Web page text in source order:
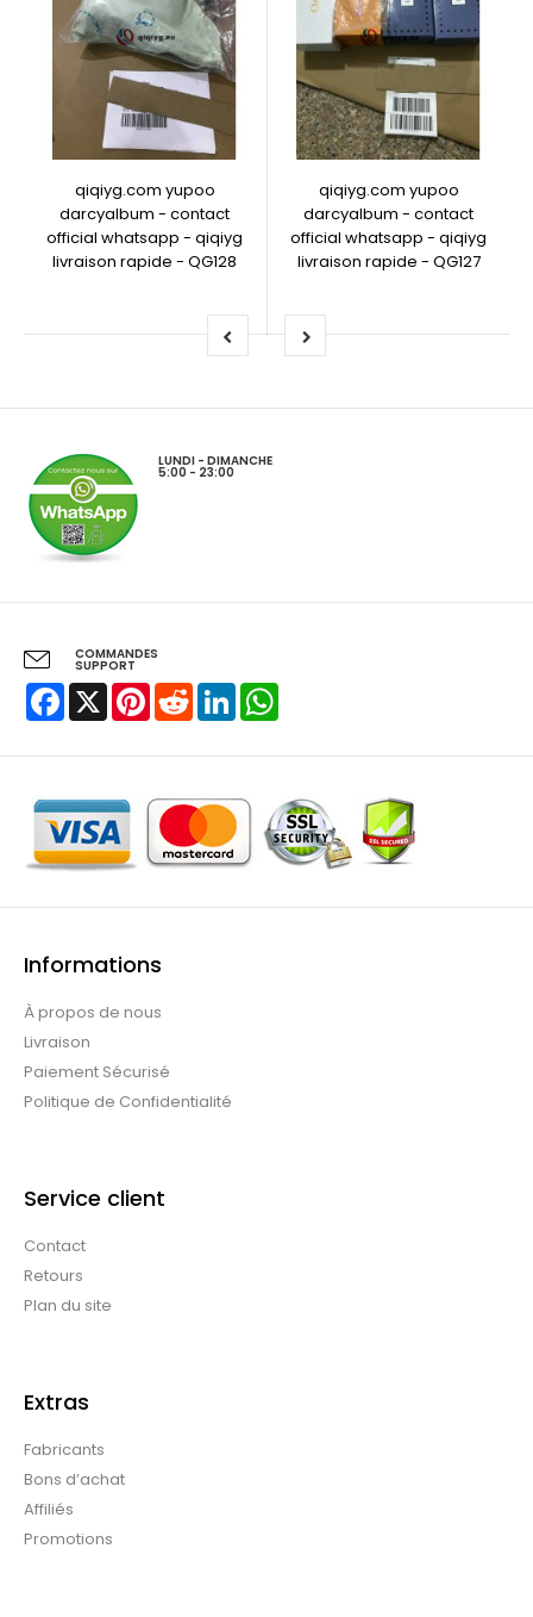
qiqiyg.com yupoo
darcyalbum - contact
official whatsapp - qiqiyg
livraison rapide - QG128
qiqiyg.com yupoo
darcyalbum - contact
official whatsapp - qiqiyg
livraison rapide - QG127
LUNDI - DIMANCHE
5:00 - 23:00
COMMANDES
SUPPORT
Facebook
X PinterestRedditLinkedIn
Informations
À propos de nous
Livraison
Paiement Sécurisé
Politique de Confidentialité
Service client
Contact
Retours
Plan du site
Extras
Fabricants
Bons d’achat
Affiliés
Promotions